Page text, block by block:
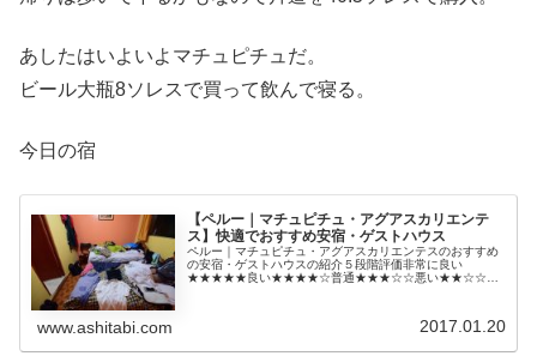
あしたはいよいよマチュピチュだ。
ビール大瓶8ソレスで買って飲んで寝る。
今日の宿
【ペルー｜マチュピチュ・アグアスカリエンテ
ス】快適でおすすめ安宿・ゲストハウス
ペルー｜マチュピチュ・アグアスカリエンテスのおすすめ
の安宿・ゲストハウスの紹介５段階評価非常に良い
★★★★★良い★★★★☆普通★★★☆☆悪い★★☆☆☆
www.ashitabi.com 2017.01.20